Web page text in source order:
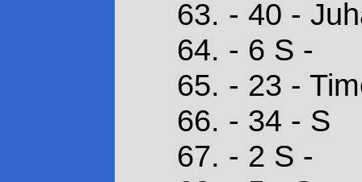
63. - 40 -
64. - 6 S -
65. - 23 -
66. - 34 - S
67. - 2 S -